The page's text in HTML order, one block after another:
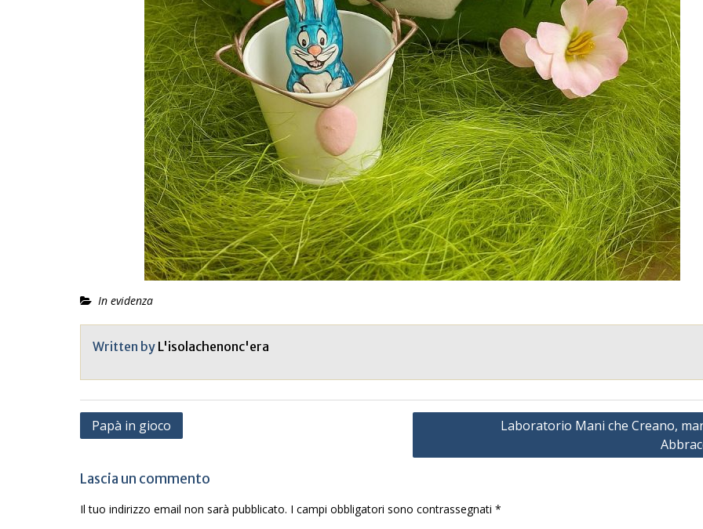
In evidenza
Written by L'isolachenonc'era
Navigazione
Papà in gioco
Laboratorio Mani che Creano,
Lascia un commento
Il tuo indirizzo email non sarà pubblicato. I campi obbligatori sono contrassegnati *